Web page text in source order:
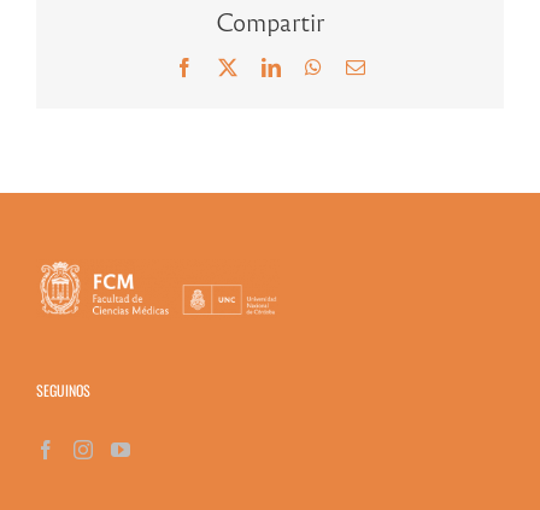
Compartir
Facebook LinkedInWhatsApp
Correo
SEGUINOS